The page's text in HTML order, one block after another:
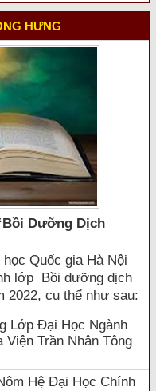
HƯNG
Dưỡng Dịch
Quốc gia Hà Nội
lớp Bồi dưỡng dịch
2022, cụ thể như sau:
Lớp Đại Học Ngành
Viện Trần Nhân Tông
Hệ Đại Học Chính